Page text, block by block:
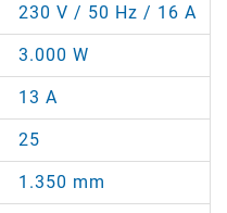
230 V / 50 Hz / 16 A
3.000 W
13 A
25
1.350 mm